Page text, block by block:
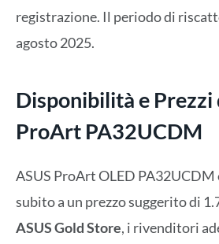
registrazione. Il periodo di
agosto 2025.
Disponibilità e Prezzi
ProArt PA32UCDM
ASUS ProArt OLED
subito a un prezzo suggerito di
ASUS Gold Store, i rivenditori